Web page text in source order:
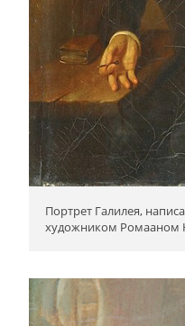
Портрет Галилея,
художником